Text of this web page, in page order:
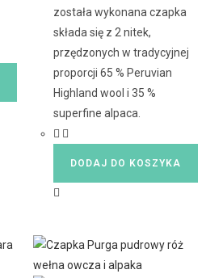
została wykonana czapka
składa się z 2 nitek,
przędzonych w tradycyjnej
proporcji 65 % Peruvian
Highland wool i 35 %
superfine alpaca.
DODAJ DO KOSZYKA